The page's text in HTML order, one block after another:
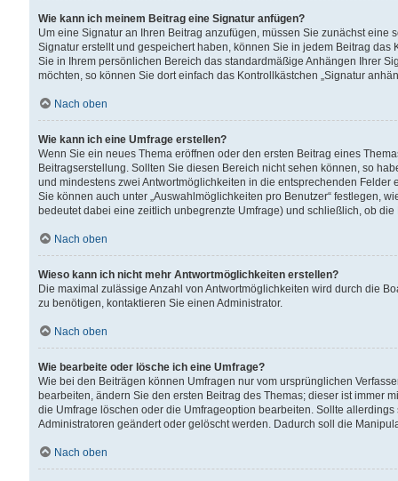
Wie kann ich meinem Beitrag eine Signatur anfügen?
Um eine Signatur an Ihren Beitrag anzufügen, müssen Sie zunächst
Signatur erstellt und gespeichert haben, können Sie in jedem Beitrag
Sie in Ihrem persönlichen Bereich das standardmäßige Anhängen Ihrer
möchten, so können Sie dort einfach das Kontrollkästchen „Signatur
Nach oben
Wie kann ich eine Umfrage erstellen?
Wenn Sie ein neues Thema eröffnen oder den ersten Beitrag eines
Beitragserstellung. Sollten Sie diesen Bereich nicht sehen können, so
und mindestens zwei Antwortmöglichkeiten in die entsprechenden
Sie können auch unter „Auswahlmöglichkeiten pro Benutzer“ festlegen,
bedeutet dabei eine zeitlich unbegrenzte Umfrage) und schließlich, ob
Nach oben
Wieso kann ich nicht mehr Antwortmöglichkeiten erstellen?
Die maximal zulässige Anzahl von Antwortmöglichkeiten wird durch die
zu benötigen, kontaktieren Sie einen Administrator.
Nach oben
Wie bearbeite oder lösche ich eine Umfrage?
Wie bei den Beiträgen können Umfragen nur vom ursprünglichen
bearbeiten, ändern Sie den ersten Beitrag des Themas; dieser ist immer
die Umfrage löschen oder die Umfrageoption bearbeiten. Sollte
Administratoren geändert oder gelöscht werden. Dadurch soll die
Nach oben